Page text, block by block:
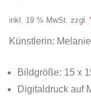
inkl. 19 % MwSt. zzgl.
Künstlerin:
Bildgröße: 15 x
Digitaldruck auf